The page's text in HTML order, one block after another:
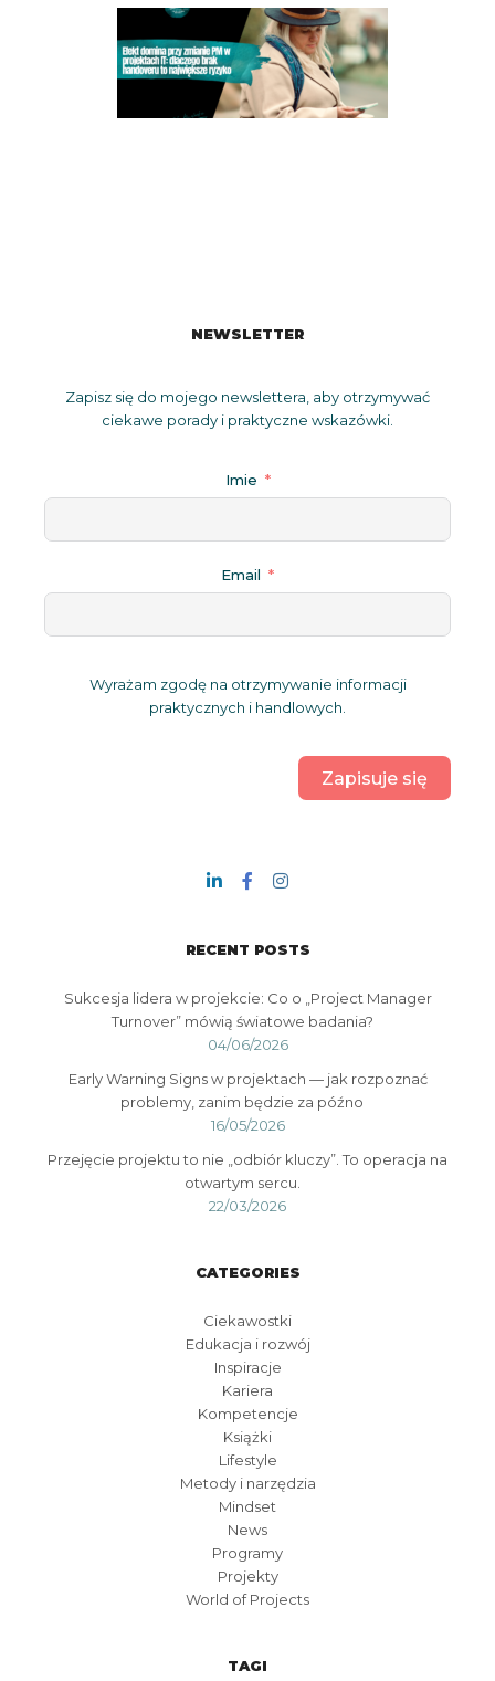
NEWSLETTER
Zapisz się do mojego newslettera, aby otrzymywać
ciekawe porady i praktyczne wskazówki.
Imie
Email
Wyrażam zgodę na otrzymywanie informacji
praktycznych i handlowych.
Zapisuje się
RECENT POSTS
Sukcesja lidera w projekcie: Co o „Project Manager
Turnover” mówią światowe badania?
04/06/2026
Early Warning Signs w projektach — jak rozpoznać
problemy, zanim będzie za późno
16/05/2026
Przejęcie projektu to nie „odbiór kluczy”. To operacja na
otwartym sercu.
22/03/2026
CATEGORIES
Ciekawostki
Edukacja i rozwój
Inspiracje
Kariera
Kompetencje
Książki
Lifestyle
Metody i narzędzia
Mindset
News
Programy
Projekty
World of Projects
TAGI